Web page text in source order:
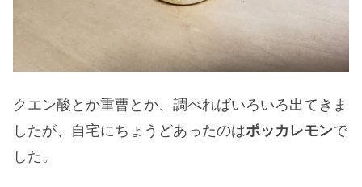
クエン酸とか重曹とか、調べればいろいろ出てきま
したが、自宅にちょうどあったのはポッカレモンで
した。